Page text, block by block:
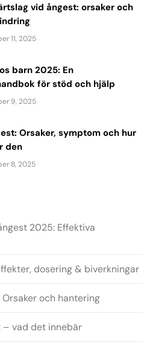
vid ångest: orsaker och
11, 2025
barn 2025: En
för stöd och hjälp
9, 2025
Orsaker, symptom och hur
den
8, 2025
2025: Effektiva
dosering & biverkningar
och hantering
– vad det innebär